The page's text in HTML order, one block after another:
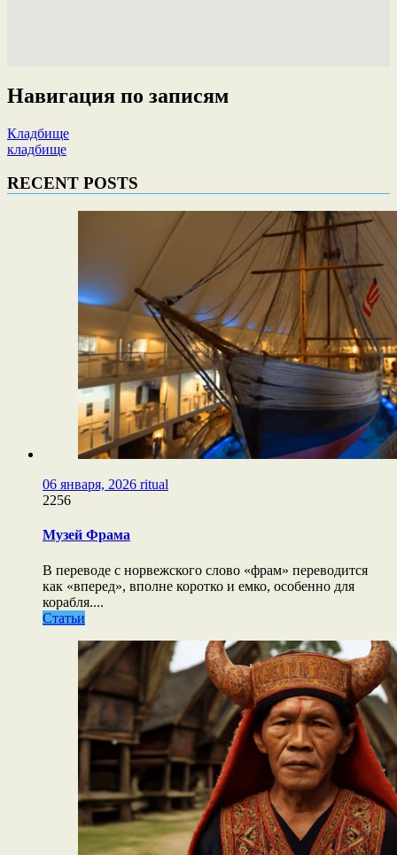
Навигация по записям
Кладбище
кладбище
RECENT POSTS
06 января, 2026 ritual
2256
Музей Фрама
В переводе с норвежского слово «фрам» переводится
как «вперед», вполне коротко и емко, особенно для
корабля....
Статьи